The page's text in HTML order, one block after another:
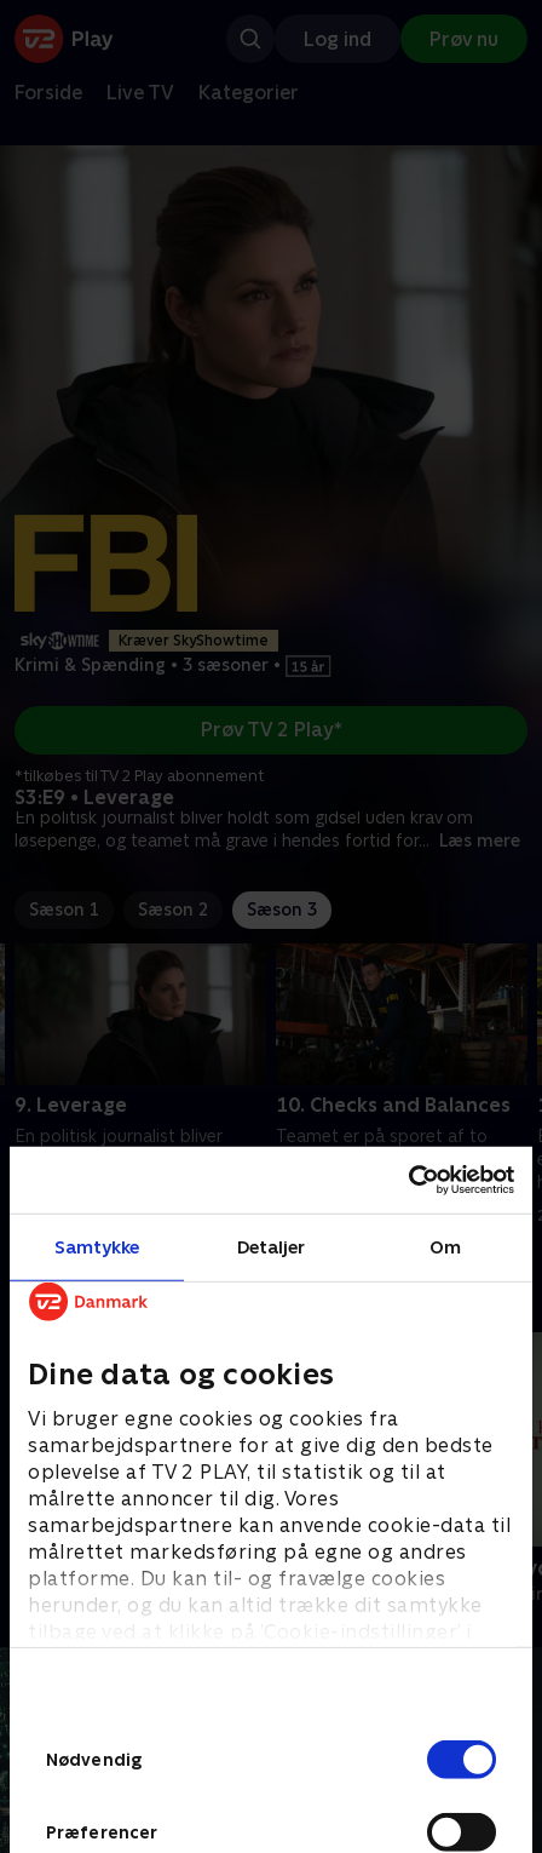
Samtykke Detaljer Om
Dine data og cookies
Vi bruger egne cookies og cookies fra
samarbejdspartnere for at give dig den bedste
oplevelse af TV 2 PLAY, til statistik og til at
målrette annoncer til dig. Vores
samarbejdspartnere kan anvende cookie-data til
målrettet markedsføring på egne og andres
platforme. Du kan til- og fravælge cookies
herunder, og du kan altid trække dit samtykke
tilbage ved at klikke på ’Cookie-indstillinger’ i
Nødvendig
Præferencer
Log ind Prøv nu
Forside Live TV Kategorier
Kræver SkyShowtime
Krimi & Spænding • 3 sæsoner •
S3:E9 • Leverage
En politisk journalist bliver holdt som gidsel uden krav om
løsepenge, og teamet må grave i hendes fortid for... Læs mere
Prøv TV 2 Play*
*tilkøbes til TV 2 Play abonnement
Sæson 1 Sæson 2 Sæson 3
9. Leverage
En politisk journalist bliver
overfaldsmandens motiv.
20. september 2022 • 41 min
10. Checks and Balances
Teamet er på sporet af to
dyremasker, mens de begår
20. september 2022 • 40 min
Andre så også
Van der Valk
Krimi & Spænding • 4 sæsoner
Mord på
Krimi &